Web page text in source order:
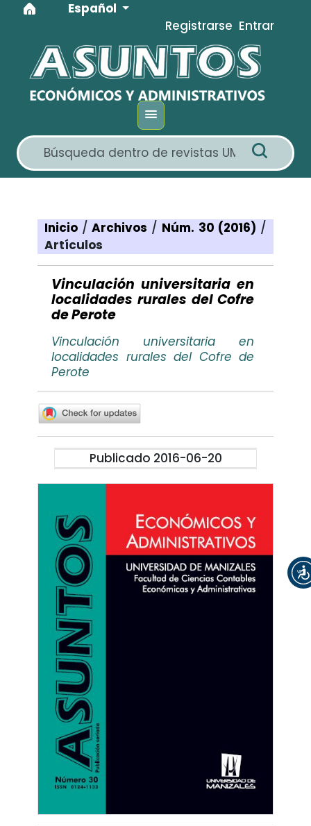
Ir al menú de navegación principal
Ir al contenido principal
Ir al pie de página del sitio
Idioma
Español
Registrarse Entrar
Inicio / Archivos / Núm. 30 (2016) /
Artículos
Vinculación universitaria en
localidades rurales del Cofre
de Perote
Vinculación universitaria en
localidades rurales del Cofre de
Perote
Publicado 2016-06-20